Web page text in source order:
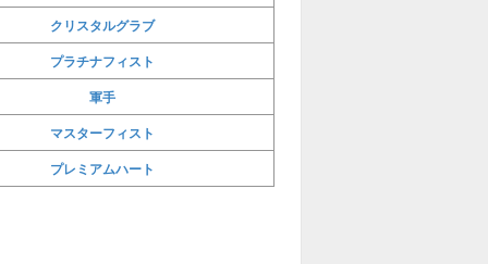
クリスタルグラブ
プラチナフィスト
軍手
マスターフィスト
プレミアムハート